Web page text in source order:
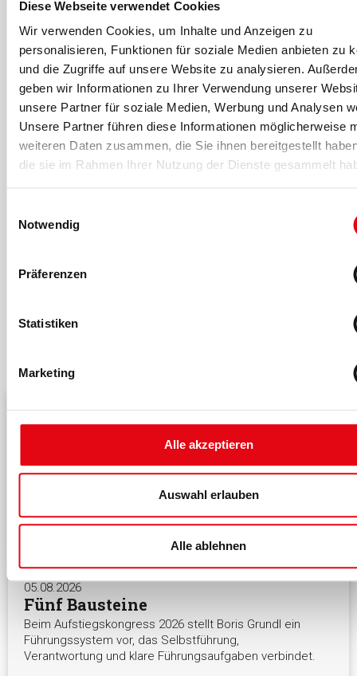
Diese Webseite verwendet Cookies
Wir verwenden Cookies, um Inhalte und Anzeigen zu
personalisieren, Funktionen für soziale Medien anbieten zu
und die Zugriffe auf unsere Website zu analysieren.
geben wir Informationen zu Ihrer Verwendung unserer
unsere Partner für soziale Medien, Werbung und Analysen
Unsere Partner führen diese Informationen möglicherweise
weiteren Daten zusammen, die Sie ihnen bereitgestellt
die sie im Rahmen Ihrer Nutzung der Dienste gesammelt
Notwendig
Präferenzen
Statistiken
Marketing
Alle akzeptieren
Auswahl erlauben
Alle ablehnen
Die fM Redaktion
Die fM Redaktionberichtet seit 1995 über Entwicklungen in der
Fitness- und Gesundheitsbranche. Mit Fachwissen,
05.08.2026
Fünf Bausteine
Beim Aufstiegskongress 2026 stellt Boris Grundl ein
Führungssystem vor, das Selbstführung,
Verantwortung und klare Führungsaufgaben verbindet.